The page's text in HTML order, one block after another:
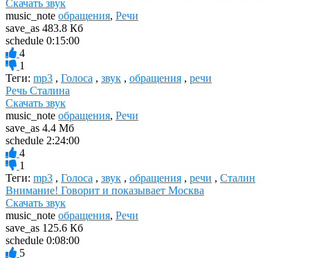
Скачать звук
music_note обращения, Речи
save_as 483.8 Кб
schedule 0:15:00
4
1
Теги: mp3 , Голоса , звук , обращения , речи
Речь Cталина
Скачать звук
music_note обращения, Речи
save_as 4.4 Мб
schedule 2:24:00
4
1
Теги: mp3 , Голоса , звук , обращения , речи , Сталин
Внимание! Говорит и показывает Москва
Скачать звук
music_note обращения, Речи
save_as 125.6 Кб
schedule 0:08:00
5